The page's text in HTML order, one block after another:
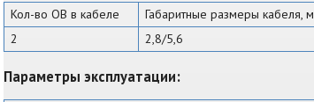
Кол-во ОВ в кабеле Габаритные размеры кабеля,
2
2,8/5,6
Параметры эксплуатации: